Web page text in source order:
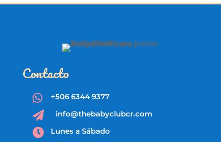
Contacto
 +506 6344 9377
 info@thebabyclubcr.com

Lunes a Sábado